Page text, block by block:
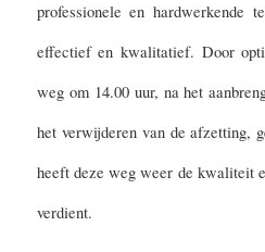
professionele en hardwerkende
effectief en kwalitatief. Door
weg om 14.00 uur, na het
het verwijderen van de afzetting,
heeft deze weg weer de kwaliteit
verdient.